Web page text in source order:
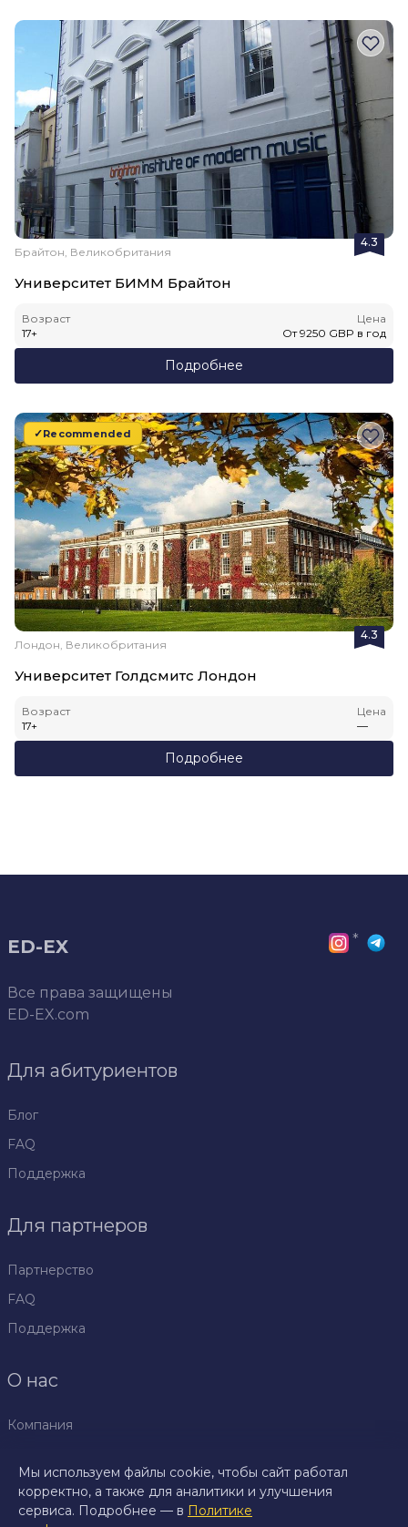
4.3
Брайтон, Великобритания
Университет БИММ Брайтон
Возраст
17+
Цена
От 9250 GBP в год
Подробнее
Recommended
4.3
Лондон, Великобритания
Университет Голдсмитс Лондон
Возраст
17+
Цена
—
Подробнее
ED-EX
Все права защищены
ED-EX.com
*
Для абитуриентов
Блог
FAQ
Поддержка
Для партнеров
Партнерство
FAQ
Поддержка
О нас
Компания
конфиденциальности
Правила
Мы используем файлы cookie, чтобы сайт работал
корректно, а также для аналитики и улучшения
сервиса. Подробнее — в Политике